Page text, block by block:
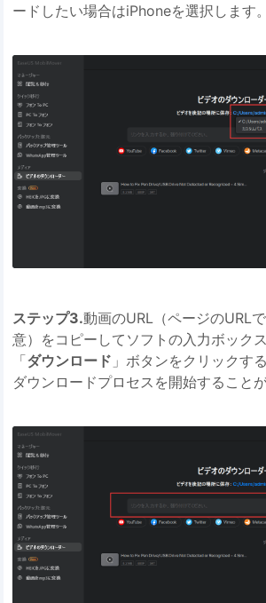
ードしたい場合はiPhoneを選択します。
ステップ3.動画のURL（ページのURL
意）をコピーしてソフトの入力ボック
「ダウンロード 」ボタンをクリックす
ダウンロードプロセスを開始することが